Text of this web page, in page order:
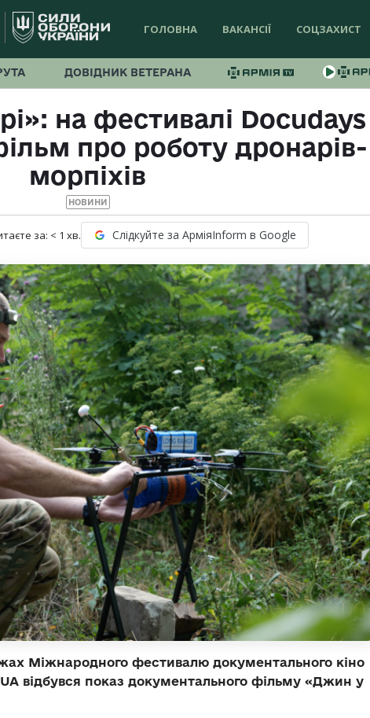
ГОЛОВНА ВАКАНСІЇ СОЦЗАХИСТ
ДОВІДНИК ВЕТЕРАНА
на фестивалі Docudays
про роботу дронарів-
морпіхів
НОВИНИ
за: < 1 хв. Слідкуйте за АрміяInform в Google
Міжнародного фестивалю документального кіно
відбувся показ документального фільму «Джин у